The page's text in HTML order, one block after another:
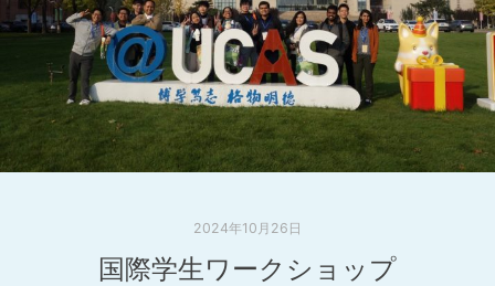
2024年10月26日
国際学生ワークショップ